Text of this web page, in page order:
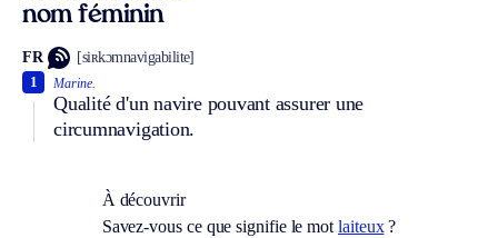
nom féminin
FR [siʀkɔmnavigabilite]
Marine.
Qualité d'un navire pouvant assurer une
circumnavigation.
1
À découvrir
Savez-vous ce que signifie le mot laiteux?